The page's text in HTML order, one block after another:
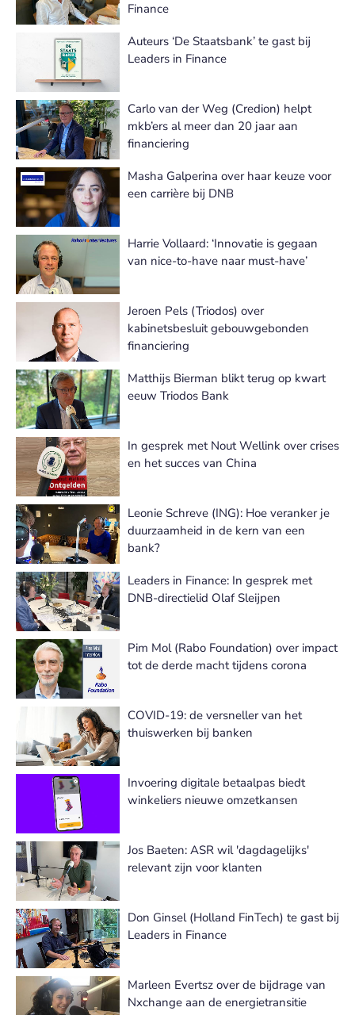
Finance
Auteurs ‘De Staatsbank’ te gast bij
Leaders in Finance
Carlo van der Weg (Credion) helpt
mkb’ers al meer dan 20 jaar aan
financiering
Masha Galperina over haar keuze voor
een carrière bij DNB
Harrie Vollaard: ‘Innovatie is gegaan
van nice-to-have naar must-have’
Jeroen Pels (Triodos) over
kabinetsbesluit gebouwgebonden
financiering
Matthijs Bierman blikt terug op kwart
eeuw Triodos Bank
In gesprek met Nout Wellink over crises
en het succes van China
Leonie Schreve (ING): Hoe veranker je
duurzaamheid in de kern van een
bank?
Leaders in Finance: In gesprek met
DNB-directielid Olaf Sleijpen
Pim Mol (Rabo Foundation) over impact
tot de derde macht tijdens corona
COVID-19: de versneller van het
thuiswerken bij banken
Invoering digitale betaalpas biedt
winkeliers nieuwe omzetkansen
Jos Baeten: ASR wil 'dagdagelijks'
relevant zijn voor klanten
Don Ginsel (Holland FinTech) te gast bij
Leaders in Finance
Marleen Evertsz over de bijdrage van
Nxchange aan de energietransitie